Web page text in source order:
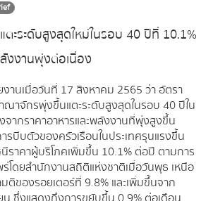
ตะระดับสูงสุดใหม่ในรอบ 40 ปีที่ 10.1%
งงานพุ่งต่อเนื่อง
งานเมื่อวันที่ 17 สิงหาคม 2565 ว่า อัตรา
ณาจักรพุ่งขึ้นแตะระดับสูงสุดในรอบ 40 ปีใน
จากราคาอาหารและพลังงานที่พุ่งสูงขึ้น
รบีบตัวของครัวเรือนในประเทศรุนแรงขึ้น
ราคาผู้บริโภคเพิ่มขึ้น 10.1% ต่อปี ตามการ
โดยสำนักงานสถิติแห่งชาติเมื่อวันพุธ เหนือ
ของรอยเตอร์ที่ 9.8% และเพิ่มขึ้นจาก